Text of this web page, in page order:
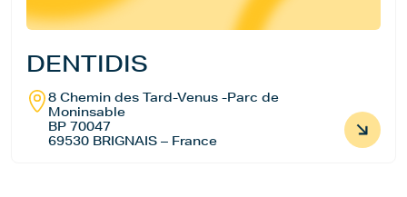
DENTIDIS
8 Chemin des Tard-Venus -Parc de
Moninsable
BP 70047
69530 BRIGNAIS – France